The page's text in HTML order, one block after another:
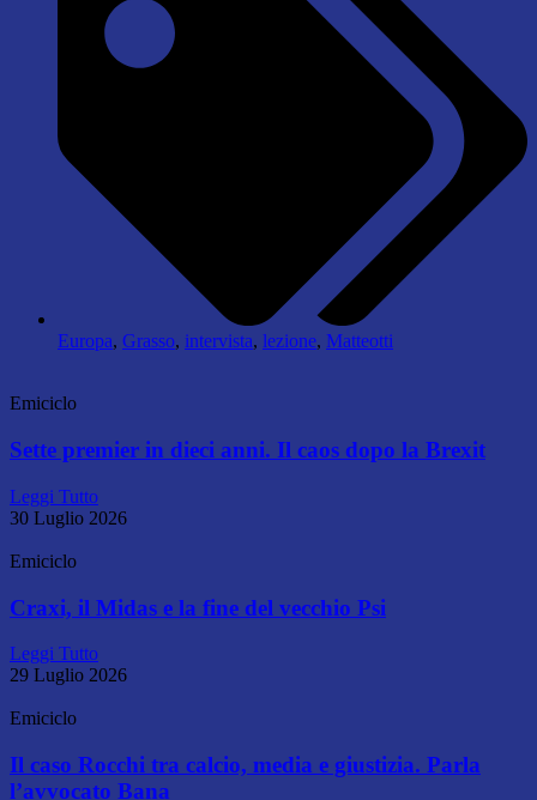
Europa, Grasso, intervista, lezione, Matteotti
Emiciclo
Sette premier in dieci anni. Il caos dopo la Brexit
Leggi Tutto
30 Luglio 2026
Emiciclo
Craxi, il Midas e la fine del vecchio Psi
Leggi Tutto
29 Luglio 2026
Emiciclo
Il caso Rocchi tra calcio, media e giustizia. Parla
l’avvocato Bana